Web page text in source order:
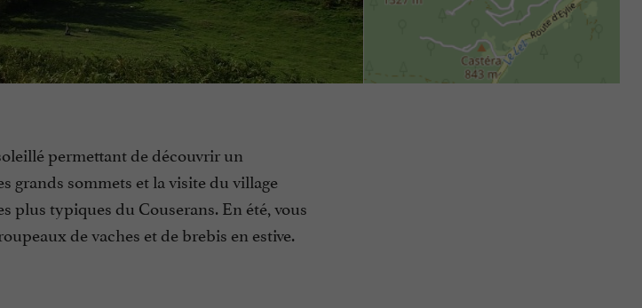
permettant de découvrir un
grands sommets et la visite du village
plus typiques du Couserans. En été, vous
de vaches et de brebis en estive.